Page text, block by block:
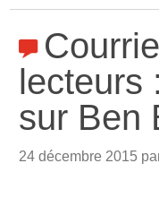
lecteurs
sur Ben
24 décembre 2015